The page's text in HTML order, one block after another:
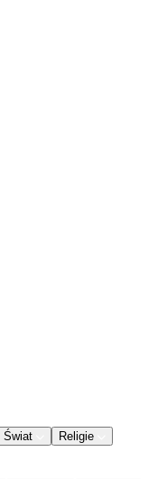
Świat
Religie